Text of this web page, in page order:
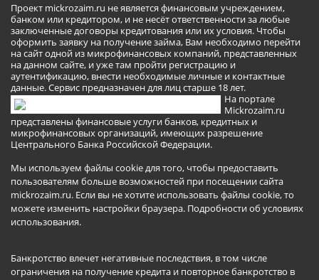
Проект mickrozaim.ru не является финансовым учреждением,
банком или кредитором, и не несёт ответственности за любые
заключенные договоры кредитования или их условия. Чтобы
оформить заявку на получение займа, Вам необходимо перейти
на сайт одной из микрофинансовых компаний, представленных
на данном сайте, и уже там пройти регистрацию и
аутентификацию, внести необходимые личные и контактные
данные. Сервис предназначен для лиц старше 18 лет.
На портале
Mickrozaim.ru
представлены финансовые услуги банков, кредитных и
микрофинансовых организаций, имеющих разрешение
Центрального Банка Российской Федерации.
Мы используем файлы cookie для того, чтобы предоставить
пользователям больше возможностей при посещении сайта
mickrozaim.ru. Если вы не хотите использовать файлы cookie, то
можете изменить настройки браузера. Подробности об условиях
использования.
Банкротство влечет негативные последствия, в том числе
ограничения на получение кредита и повторное банкротство в